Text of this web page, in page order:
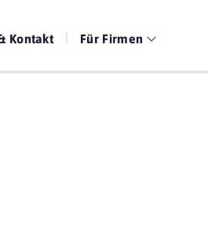
Kontakt Für Firmen